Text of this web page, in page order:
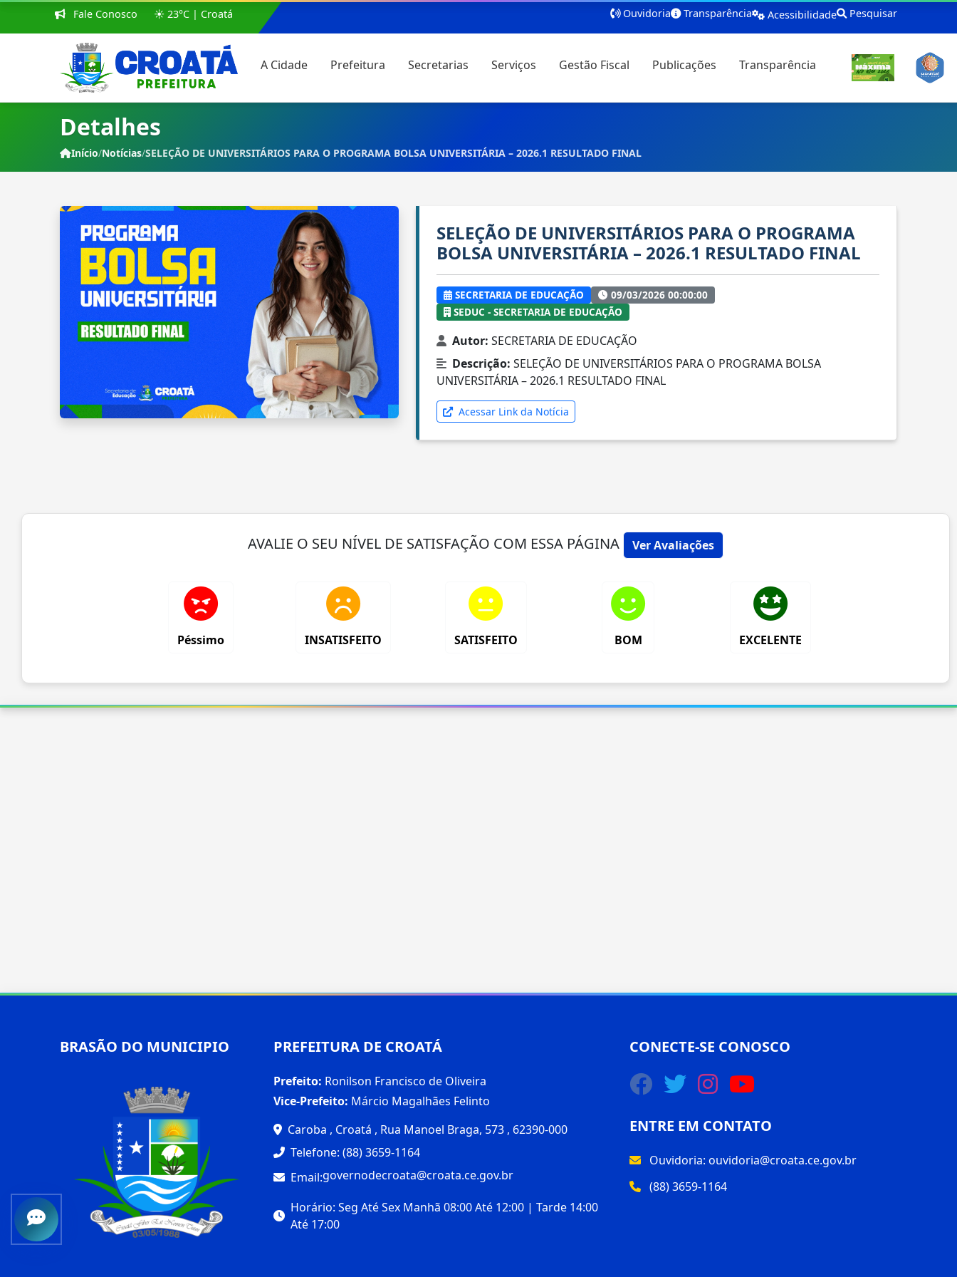
Ouvidoria Transparência Acessibilidade Pesquisar
Fale Conosco ☀️ 23°C | Croatá
A Cidade Prefeitura Secretarias Serviços Gestão Fiscal Publicações Transparência
Detalhes
Início/Notícias/SELEÇÃO DE UNIVERSITÁRIOS PARA O PROGRAMA BOLSA UNIVERSITÁRIA – 2026.1 RESULTADO FINAL
SELEÇÃO DE UNIVERSITÁRIOS PARA O PROGRAMA
BOLSA UNIVERSITÁRIA – 2026.1 RESULTADO FINAL
SECRETARIA DE EDUCAÇÃO
09/03/2026 00:00:00
SEDUC - SECRETARIA DE EDUCAÇÃO
Autor: SECRETARIA DE EDUCAÇÃO
Descrição: SELEÇÃO DE UNIVERSITÁRIOS PARA O PROGRAMA BOLSA
UNIVERSITÁRIA – 2026.1 RESULTADO FINAL
Acessar Link da Notícia
AVALIE O SEU NÍVEL DE SATISFAÇÃO COM ESSA PÁGINA Ver Avaliações
Péssimo INSATISFEITO SATISFEITO BOM EXCELENTE
BRASÃO DO MUNICIPIO PREFEITURA DE CROATÁ
Prefeito: Ronilson Francisco de Oliveira
Vice-Prefeito: Márcio Magalhães Felinto
Caroba , Croatá , Rua Manoel Braga, 573 , 62390-000
Telefone: (88) 3659-1164
Email:governodecroata@croata.ce.gov.br
Horário: Seg Até Sex Manhã 08:00 Até 12:00 | Tarde 14:00
Até 17:00
CONECTE-SE CONOSCO
ENTRE EM CONTATO
Ouvidoria: ouvidoria@croata.ce.gov.br
(88) 3659-1164